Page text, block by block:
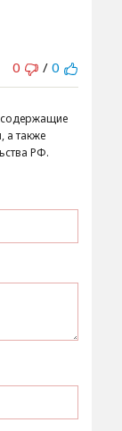
0
/ 0
содержащие
а также
РФ.